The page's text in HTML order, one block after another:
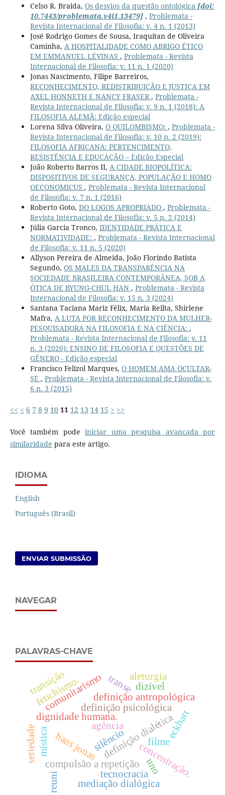
Celso R. Braida, Os desvios da questão ontológica [doi:
10.7443/problemata.v4i1.13479], Problemata -
Revista Internacional de Filosofia: v. 4 n. 1 (2013)
José Rodrigo Gomes de Sousa, Iraquitan de Oliveira
Caminha, A HOSPITALIDADE COMO ABRIGO ÉTICO
EM EMMANUEL LÉVINAS , Problemata - Revista
Internacional de Filosofia: v. 11 n. 1 (2020)
Jonas Nascimento, Filipe Barreiros,
RECONHECIMENTO, REDISTRIBUIÇÃO E JUSTIÇA EM
AXEL HONNETH E NANCY FRASER, Problemata -
Revista Internacional de Filosofia: v. 9 n. 1 (2018): A
FILOSOFIA ALEMÃ: Edição especial
Lorena Silva Oliveira, O QUILOMBISMO: , Problemata -
Revista Internacional de Filosofia: v. 10 n. 2 (2019):
FILOSOFIA AFRICANA: PERTENCIMENTO,
RESISTÊNCIA E EDUCAÇÃO – Edição Especial
João Roberto Barros II, A CIDADE BIOPOLÍTICA:
DISPOSITIVOS DE SEGURANÇA, POPULAÇÃO E HOMO
OECONOMICUS , Problemata - Revista Internacional
de Filosofia: v. 7 n. 1 (2016)
Roberto Goto, DO LOGOS APROPRIADO , Problemata -
Revista Internacional de Filosofia: v. 5 n. 2 (2014)
Júlia Garcia Tronco, IDENTIDADE PRÁTICA E
NORMATIVIDADE: , Problemata - Revista Internacional
de Filosofia: v. 11 n. 5 (2020)
Allyson Pereira de Almeida, João Florindo Batista
Segundo, OS MALES DA TRANSPARÊNCIA NA
SOCIEDADE BRASILEIRA CONTEMPORÂNEA, SOB A
ÓTICA DE BYUNG-CHUL HAN , Problemata - Revista
Internacional de Filosofia: v. 15 n. 3 (2024)
Santana Taciana Mariz Félix, Maria Reilta, Shirlene
Mafra, A LUTA POR RECONHECIMENTO DA MULHER-
PESQUISADORA NA FILOSOFIA E NA CIÊNCIA: ,
Problemata - Revista Internacional de Filosofia: v. 11
n. 3 (2020): ENSINO DE FILOSOFIA E QUESTÕES DE
GÊNERO - Edição especial
Francisco Felizol Marques, O HOMEM AMA OCULTAR-
SE , Problemata - Revista Internacional de Filosofia: v.
6 n. 3 (2015)
<< < 6 7 8 9 10 11 12 13 14 15 > >>
Você também podeiniciar uma pesquisa avançada por
similaridade para este artigo.
IDIOMA
English
Português (Brasil)
ENVIAR SUBMISSÃO
NAVEGAR
PALAVRAS-CHAVE
hans jonas
dignidade humana.
definição psicológica
definição dialética
definição antropológica
concentração.
transe
compulsão a repetição
filme
agência
comunitarismo
fetichismo.
uno
silêncio
mística
eckhart
dizível
transição
seriedade
aleturgia
tecnocracia
mediação dialógica
reuni